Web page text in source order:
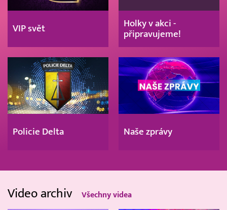
VIP svět
Holky v akci -
připravujeme!
Policie Delta Naše zprávy
Video archiv Všechny videa